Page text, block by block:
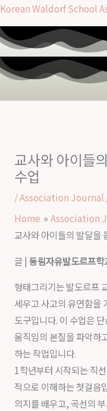
Skip
to
content
Korean Waldorf School
교사와 아이들
수업
/Association Journal
Home
Association
교사와 아이들의 발달을
글 | 동림자유발도르프학
형태그리기는 발도르프
세우고 사고의 유연함을
도구입니다. 이 수업은
움직임의 본질을 파악하
하는 작업입니다.
1학년부터 시작되는 직
적으로 이해하는 첫걸음
의지를 배우고, 곡선의